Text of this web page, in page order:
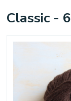
Classic -